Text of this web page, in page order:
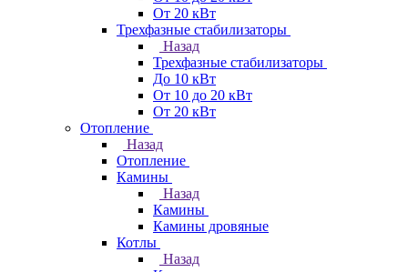
От 20 кВт
Трехфазные стабилизаторы
Назад
Трехфазные стабилизаторы
До 10 кВт
От 10 до 20 кВт
От 20 кВт
Отопление
Назад
Отопление
Камины
Назад
Камины
Камины дровяные
Котлы
Назад